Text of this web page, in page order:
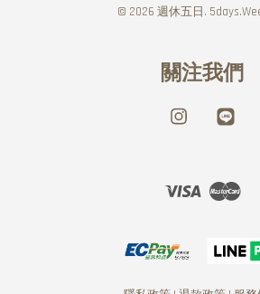
© 2026 週休五日.
關注我們
Instagram
Visa